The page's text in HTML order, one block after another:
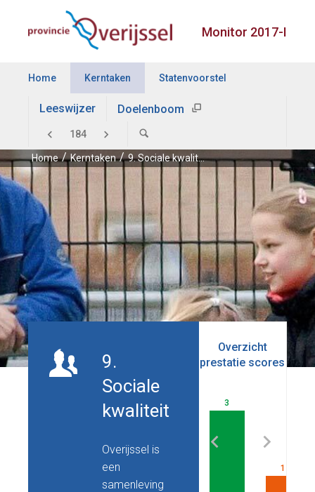
Monitor 2017-I
Home Kerntaken Statenvoorstel
Leeswijzer Doelenboom
Home Kerntaken 9. Sociale kwaliteit
9.
Sociale
kwaliteit
Overijssel is
een
samenleving
Overzicht
prestatie scores
3
1